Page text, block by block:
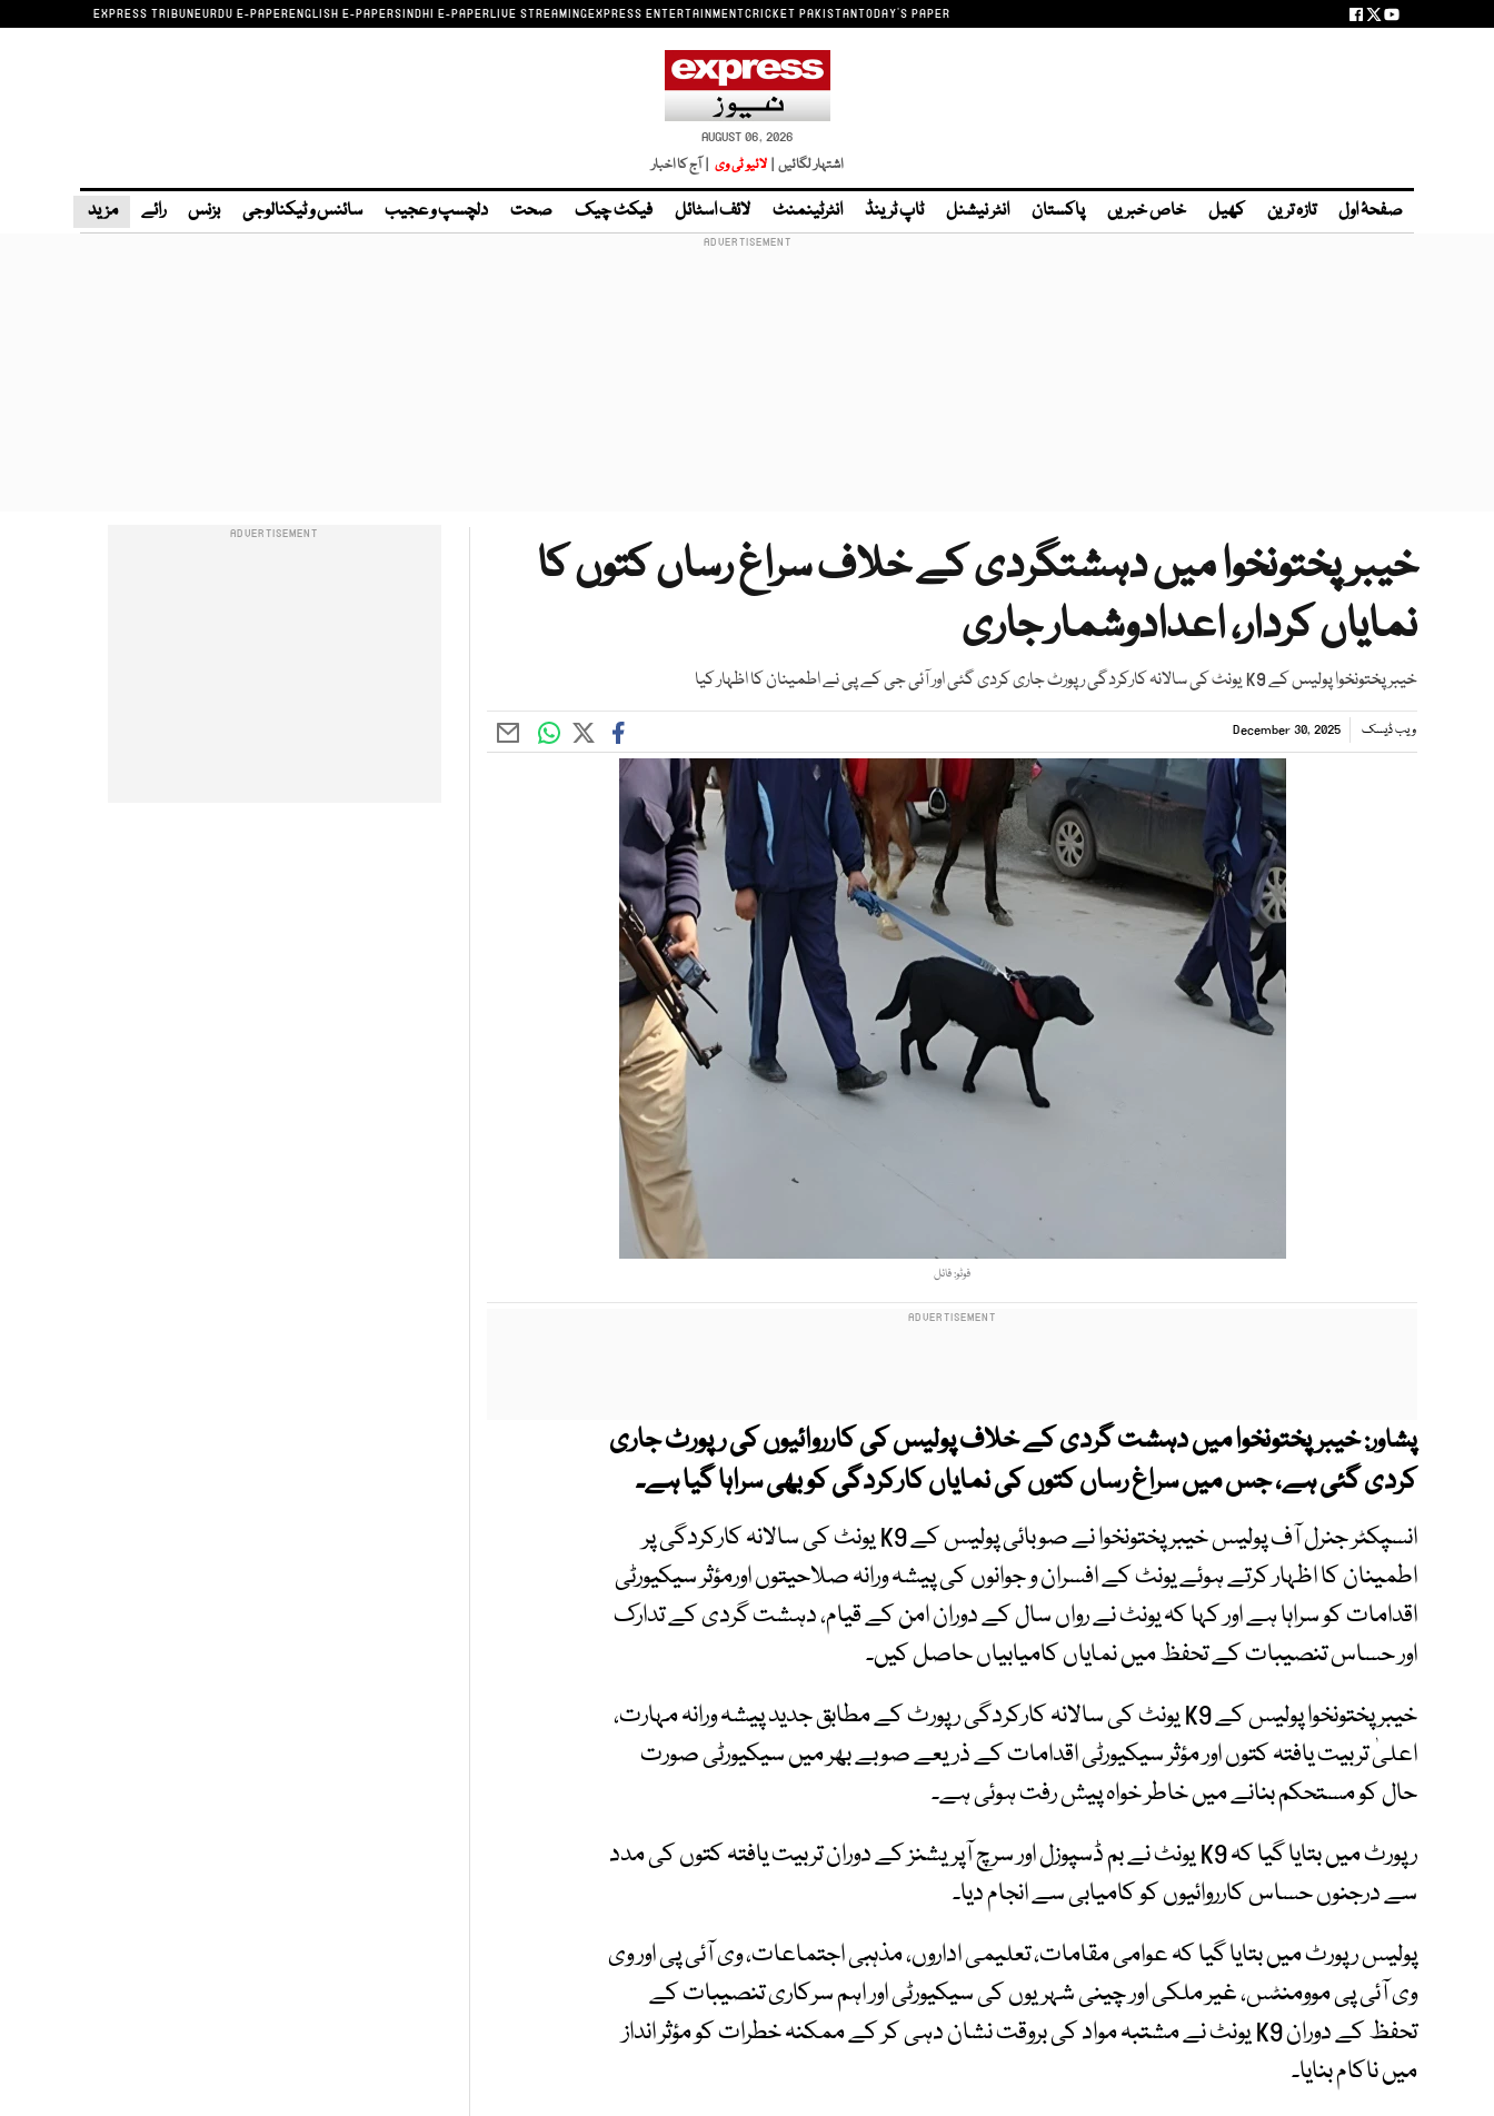
EXPRESS TRIBUNEURDU E-PAPERENGLISH E-PAPERSINDHI E-PAPERLIVE STREAMINGEXPRESS ENTERTAINMENTCRICKET PAKISTANTODAY'S PAPER
AUGUST 06, 2026
اشتہار لگائیں | لائیو ٹی وی | آج کا اخبار
صفحۂ اول تازہ ترین کھیل خاص خبریں پاکستان انٹر نیشنل ٹاپ ٹرینڈ انٹرٹینمنٹ لائف اسٹائل فیکٹ چیک صحت دلچسپ و عجیب سائنس و ٹیکنالوجی بزنس رائے مزید
خیبرپختونخوا میں دہشتگردی کے خلاف سراغ رساں کتوں کا
نمایاں کردار، اعدادوشمار جاری
خیبرپختونخوا پولیس کے K9 یونٹ کی سالانہ کارکردگی رپورٹ جاری کردی گئی اور آئی جی کے پی نے اطمینان کا اظہار کیا
ویب ڈیسک December 30, 2025
فوٹو: فائل
پشاور:خیبرپختونخوا میں دہشت گردی کے خلاف پولیس کی کارروائیوں کی رپورٹ جاری
کردی گئی ہے، جس میں سراغ رساں کتوں کی نمایاں کارکردگی کو بھی سراہا گیا ہے۔
انسپکٹر جنرل آف پولیس خیبر پختونخوا نے صوبائی پولیس کے K9 یونٹ کی سالانہ کارکردگی پر
اطمینان کا اظہار کرتے ہوئے یونٹ کے افسران و جوانوں کی پیشہ ورانہ صلاحیتوں اورمؤثر سیکیورٹی
اقدامات کو سراہا ہے اور کہا کہ یونٹ نے رواں سال کے دوران امن کے قیام، دہشت گردی کے تدارک
اور حساس تنصیبات کے تحفظ میں نمایاں کامیابیاں حاصل کیں۔
خیبرپختونخوا پولیس کے K9 یونٹ کی سالانہ کارکردگی رپورٹ کے مطابق جدید پیشہ ورانہ مہارت،
اعلیٰ تربیت یافتہ کتوں اور مؤثر سیکیورٹی اقدامات کے ذریعے صوبے بھر میں سیکیورٹی صورت
حال کو مستحکم بنانے میں خاطر خواہ پیش رفت ہوئی ہے۔
رپورٹ میں بتایا گیا کہ K9 یونٹ نے بم ڈسپوزل اور سرچ آپریشنز کے دوران تربیت یافتہ کتوں کی مدد
سے درجنوں حساس کارروائیوں کو کامیابی سے انجام دیا۔
پولیس رپورٹ میں بتایا گیا کہ عوامی مقامات، تعلیمی اداروں، مذہبی اجتماعات، وی آئی پی اور وی
وی آئی پی موومنٹس، غیر ملکی اور چینی شہریوں کی سیکیورٹی اور اہم سرکاری تنصیبات کے
تحفظ کے دوران K9 یونٹ نے مشتبہ مواد کی بروقت نشان دہی کر کے ممکنہ خطرات کو مؤثر انداز
میں ناکام بنایا۔